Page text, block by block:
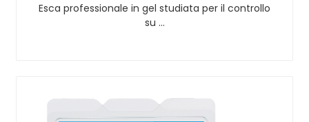
Esca professionale in gel studiata per il controllo
su …